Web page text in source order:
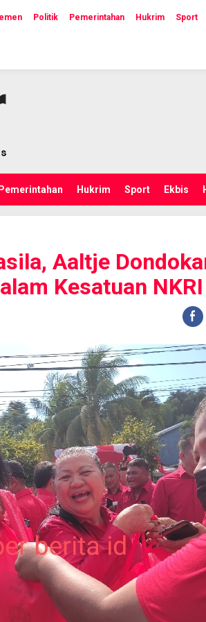
Politik Pemerintahan Hukrim Sport
Pemerintahan Hukrim Sport Ekbis
Aaltje
Kesatuan NKRI